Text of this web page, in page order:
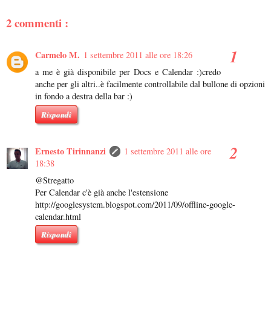
2 commenti :
Carmelo M. 1 settembre 2011 alle ore 18:26
a me è già disponibile per Docs e Calendar :)credo
anche per gli altri..è facilmente controllabile dal bullone di opzioni
in fondo a destra della bar :)
Rispondi
Ernesto Tirinnanzi
1 settembre 2011 alle ore
18:38
@Stregatto
Per Calendar c'è già anche l'estensione
http://googlesystem.blogspot.com/2011/09/offline-google-
calendar.html
Rispondi